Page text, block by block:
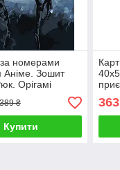
номерами
Аніме. Зошит
Орігамі
₴
Купити
363